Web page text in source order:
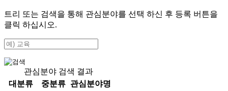
트리 또는 검색을 통해 관심분야를 선택 하신 후 등록 버튼을
클릭 하십시오.
관심분야 검색 결과
대분류
중분류
관심분야명